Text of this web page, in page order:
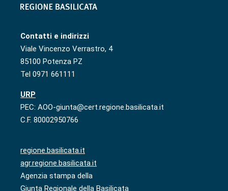
Contatti e indirizzi
Viale Vincenzo Verrastro, 4
85100 Potenza PZ
Tel 0971 661111
URP
PEC: AOO-giunta@cert.regione.basilicata.it
C.F. 80002950766
regione.basilicata.it
agr.regione.basilicata.it
Agenzia stampa della
Giunta Regionale della Basilicata